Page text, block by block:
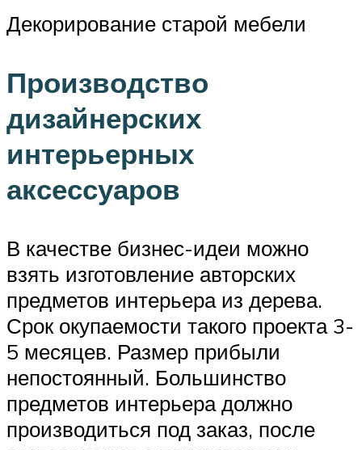
Декорирование старой мебели
Производство
дизайнерских
интерьерных
аксессуаров
В качестве бизнес-идеи можно
взять изготовление авторских
предметов интерьера из дерева.
Срок окупаемости такого проекта 3-
5 месяцев. Размер прибыли
непостоянный. Большинство
предметов интерьера должно
производиться под заказ, после